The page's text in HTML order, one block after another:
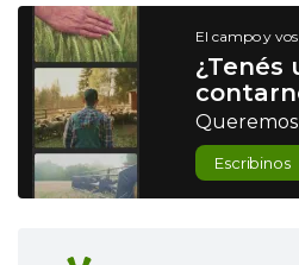
El campo y vos
¿Tenés
Escribinos